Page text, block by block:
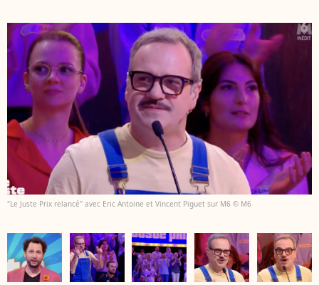
"Le Juste Prix relancé" avec Eric Antoine et Vincent Piguet sur M6 © M6